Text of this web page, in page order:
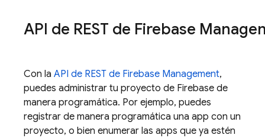
API de REST de Firebase
Con la API de REST de Firebase Management,
puedes administrar tu proyecto de Firebase de
manera programática. Por ejemplo, puedes
registrar de manera programática una app con un
proyecto, o bien enumerar las apps que ya estén